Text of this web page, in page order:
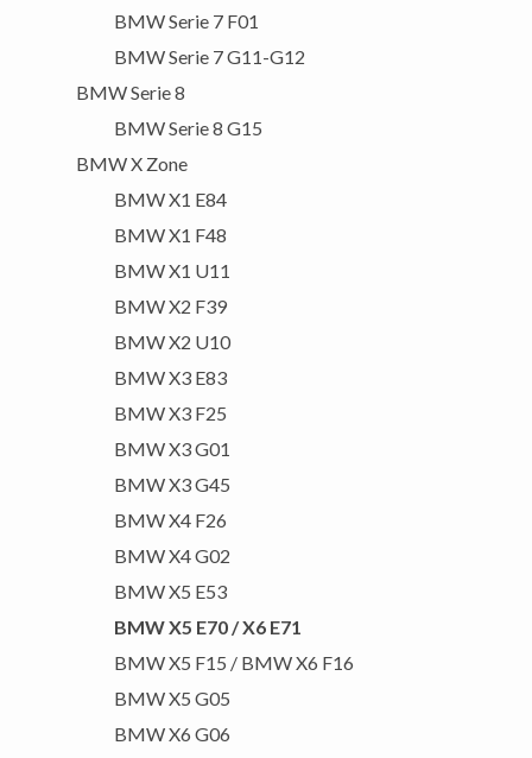
BMW Serie 7 F01
BMW Serie 7 G11-G12
BMW Serie 8
BMW Serie 8 G15
BMW X Zone
BMW X1 E84
BMW X1 F48
BMW X1 U11
BMW X2 F39
BMW X2 U10
BMW X3 E83
BMW X3 F25
BMW X3 G01
BMW X3 G45
BMW X4 F26
BMW X4 G02
BMW X5 E53
BMW X5 E70 / X6 E71
BMW X5 F15 / BMW X6 F16
BMW X5 G05
BMW X6 G06